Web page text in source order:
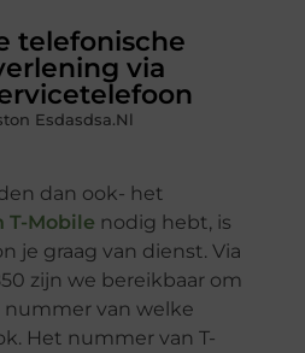
telefonische
via
Esdasdsa.nl
dan ook- het
T-Mobile nodig hebt, is
je graag van dienst. Via
zijn we bereikbaar om
van welke
Het nummer van T-